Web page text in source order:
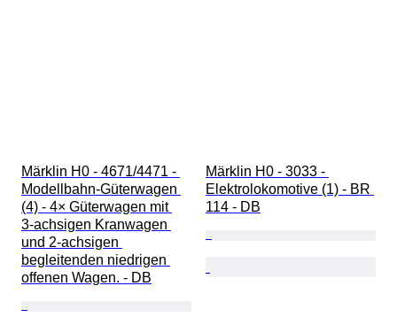
Märklin H0 - 4671/4471 -
Modellbahn-Güterwagen
(4) - 4× Güterwagen mit
3‑achsigen Kranwagen
und 2‑achsigen
begleitenden niedrigen
offenen Wagen. - DB
Märklin H0 - 3033 -
Elektrolokomotive (1) - BR
114 - DB